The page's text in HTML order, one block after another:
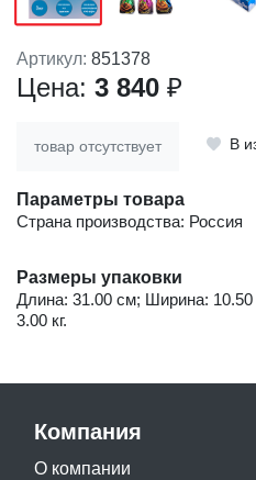
Артикул: 851378
Цена: 3 840 ₽
товар отсутствует В
Параметры товара
Страна производства: Россия
Размеры упаковки
Длина: 31.00 см; Ширина:
3.00 кг.
Компания
О компании